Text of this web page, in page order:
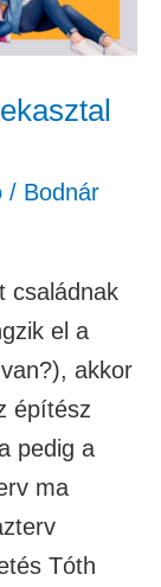
/ Bodnár
családnak
el a
akkor
építész
pedig a
ma
Tóth